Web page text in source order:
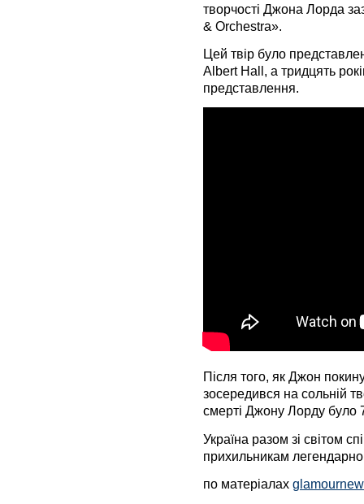
творчості Джона Лорда
& Orchestra».
Цей твір було
Albert Hall, а тридцять
представлення.
Після того, як Джон
зосередився на сольній
смерті Джону Лорду було
Україна разом зі світом
прихильникам
по матеріалах